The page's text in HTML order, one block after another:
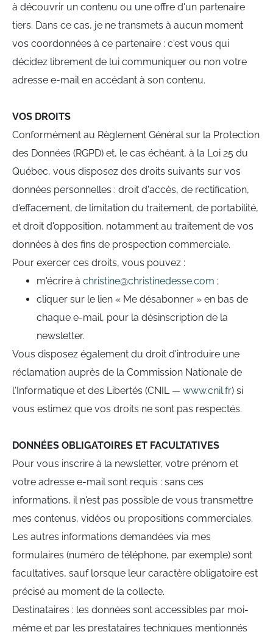
à découvrir un contenu ou une offre d'un partenaire
tiers. Dans ce cas, je ne transmets à aucun moment
vos coordonnées à ce partenaire : c'est vous qui
décidez librement de lui communiquer ou non votre
adresse e-mail en accédant à son contenu.
VOS DROITS
Conformément au Règlement Général sur la Protection
des Données (RGPD) et, le cas échéant, à la Loi 25 du
Québec, vous disposez des droits suivants sur vos
données personnelles : droit d'accès, de rectification,
d'effacement, de limitation du traitement, de portabilité,
et droit d'opposition, notamment au traitement de vos
données à des fins de prospection commerciale.
Pour exercer ces droits, vous pouvez :
m'écrire à christine@christinedesse.com ;
cliquer sur le lien « Me désabonner » en bas de
chaque e-mail, pour la désinscription de la
newsletter.
Vous disposez également du droit d'introduire une
réclamation auprès de la Commission Nationale de
l'Informatique et des Libertés (CNIL — www.cnil.fr) si
vous estimez que vos droits ne sont pas respectés.
DONNÉES OBLIGATOIRES ET FACULTATIVES
Pour vous inscrire à la newsletter, votre prénom et
votre adresse e-mail sont requis : sans ces
informations, il n'est pas possible de vous transmettre
mes contenus, vidéos ou propositions commerciales.
Les autres informations demandées via mes
formulaires (numéro de téléphone, par exemple) sont
facultatives, sauf lorsque leur caractère obligatoire est
précisé au moment de la collecte.
Destinataires : les données sont accessibles par moi-
même et par les prestataires techniques mentionnés